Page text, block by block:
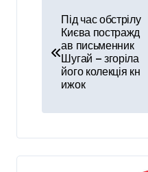
в
а
ц
і
Під час обстрілу
Києва постражд
ав письменник
Шугай — згоріла
його колекція кн
ижок